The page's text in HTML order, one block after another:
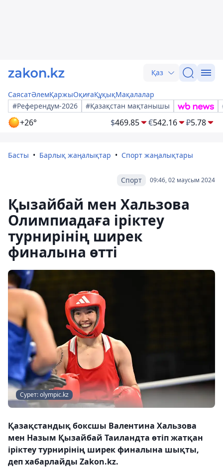
Қаз
СаясатӘлемҚаржыОқиғаҚұқықМақалалар
#Референдум-2026
#Қазақстан мақтанышы
+26° $469.85 €542.16 ₽5.78
Басты Барлық жаңалықтар Спорт жаңалықтары
09:46, 02 маусым 2024
Спорт
Қызайбай мен Хальзова
Олимпиадаға іріктеу
турнирінің ширек
финалына өтті
Сурет: olympic.kz
Қазақстандық боксшы Валентина Хальзова
мен Назым Қызайбай Таиландта өтіп жатқан
іріктеу турнирінің ширек финалына шықты,
деп хабарлайды Zakon.kz.